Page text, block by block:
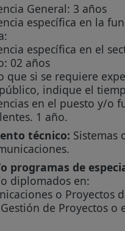
General: 3 años
específica en la
específica en el
02 años
que si se requiere
indique el
en el puesto y/o
1 año.
técnico: Sistemas
programas de
diplomados en:
o Proyectos
de Proyectos o